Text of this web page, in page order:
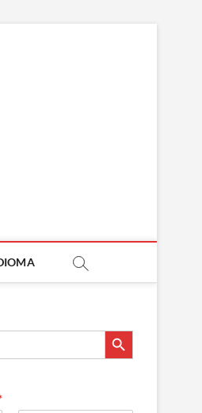
Botón de búsqueda
Botón de búsqueda